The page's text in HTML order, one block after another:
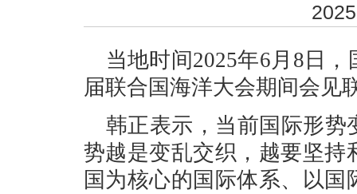
当地时间2025年6月8日
届联合国海洋大会期间会见
韩正表示，当前国际形势
势越是变乱交织，越要坚
国为核心的国际体系、以